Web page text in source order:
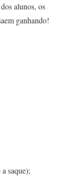
alunos, os
ganhando!
saque);